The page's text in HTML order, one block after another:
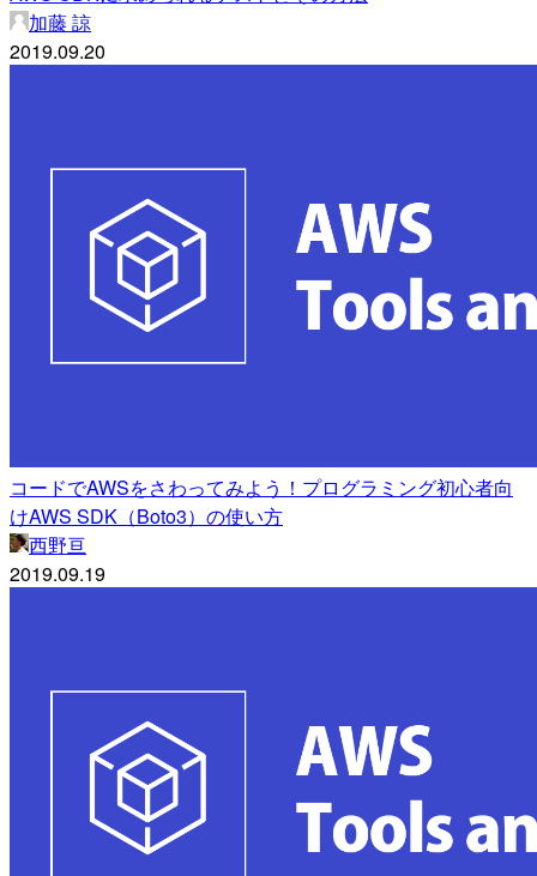
加藤 諒
2019.09.20
コードでAWSをさわってみよう！プログラミング初心者向
けAWS SDK（Boto3）の使い方
西野亘
2019.09.19